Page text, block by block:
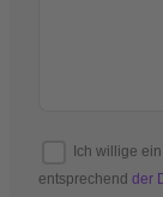
Ich willige
entsprechend der